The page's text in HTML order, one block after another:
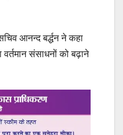
आनन्द बर्द्धन ने कहा
संसाधनों को बढ़ाने